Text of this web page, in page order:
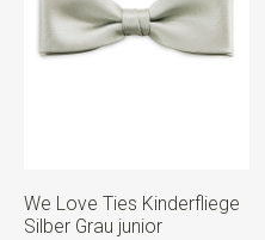
We Love Ties Kinderfliege
Silber Grau junior